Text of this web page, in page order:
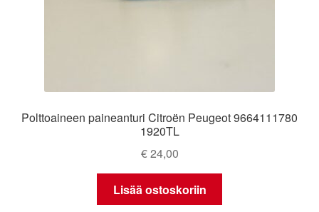
Polttoaineen paineanturi Citroën Peugeot 9664111780
1920TL
€24,00
Lisää ostoskoriin